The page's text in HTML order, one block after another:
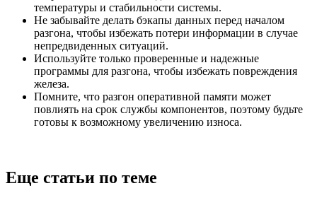
температуры и стабильности системы.
Не забывайте делать бэкапы данных перед началом
разгона, чтобы избежать потери информации в случае
непредвиденных ситуаций.
Используйте только проверенные и надежные
программы для разгона, чтобы избежать повреждения
железа.
Помните, что разгон оперативной памяти может
повлиять на срок службы компонентов, поэтому будьте
готовы к возможному увеличению износа.
Еще статьи по теме